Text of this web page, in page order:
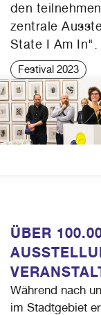
den
zentrale
State I Am In".
Festival 2023
ÜBER
Während nach
im Stadtgebiet